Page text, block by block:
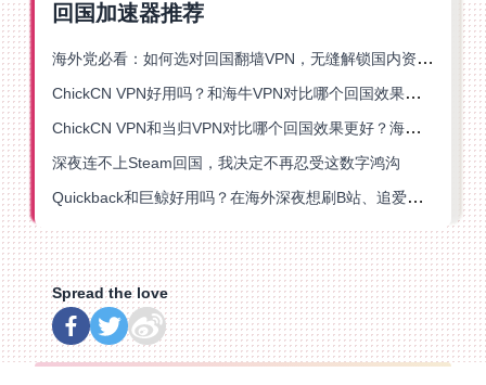
回国加速器推荐
海外党必看：如何选对回国翻墙VPN，无缝解锁国内资源？
ChickCN VPN好用吗？和海牛VPN对比哪个回国效果更好？
ChickCN VPN和当归VPN对比哪个回国效果更好？海外党亲测后选了它
深夜连不上Steam回国，我决定不再忍受这数字鸿沟
Quickback和巨鲸好用吗？在海外深夜想刷B站、追爱奇艺的你，或许正需要这份答案
Spread the love